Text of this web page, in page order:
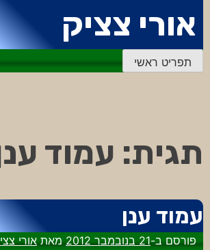
לתוכן
אורי צציק
תפריט ראשי
תגית: עמוד
עמוד ענן
פורסם ב-21 בנובמבר 2012 מאתאורי